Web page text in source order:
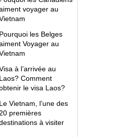
voyager au
Pourquoi les Belges
Voyager au
à l’arrivée au
Laos? Comment
le visa Laos?
Le Vietnam, l’une des
20 premières
à visiter